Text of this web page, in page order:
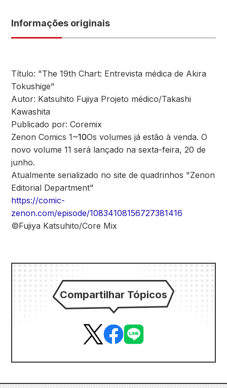
Informações originais
Título: "The 19th Chart: Entrevista médica de Akira
Tokushige"
Autor: Katsuhito Fujiya Projeto médico/Takashi
Kawashita
Publicado por: Coremix
Zenon Comics 1~10Os volumes já estão à venda. O
novo volume 11 será lançado na sexta-feira, 20 de
junho.
Atualmente serializado no site de quadrinhos "Zenon
Editorial Department"
https://comic-
zenon.com/episode/10834108156727381416
©Fujiya Katsuhito/Core Mix
Compartilhar Tópicos